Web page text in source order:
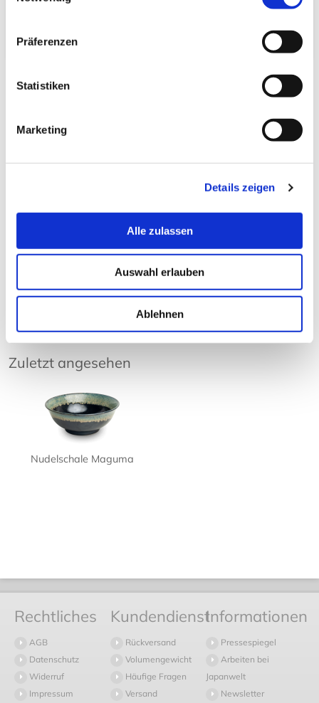
Präferenzen
Statistiken
Marketing
Details zeigen
Alle zulassen
Auswahl erlauben
Ablehnen
Zuletzt angesehen
Nudelschale Maguma
Rechtliches
AGB
Datenschutz
Widerruf
Impressum
Kundendienst
Rückversand
Volumengewicht
Häufige Fragen
Versand
Informationen
Pressespiegel
Arbeiten bei
Japanwelt
Newsletter